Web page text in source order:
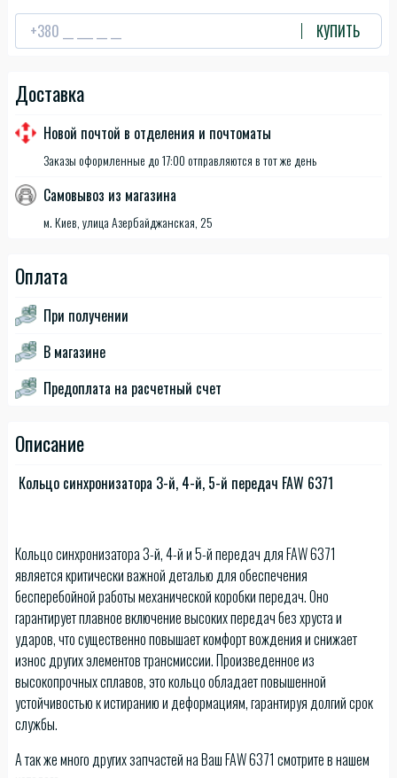
КУПИТЬ
Доставка
Новой почтой в отделения и почтоматы
Заказы оформленные до 17:00 отправляются в тот же день
Самовывоз из магазина
м. Киев, улица Азербайджанская, 25
Оплата
При получении
В магазине
Предоплата на расчетный счет
Описание
Кольцо синхронизатора 3-й, 4-й, 5-й передач FAW 6371
Кольцо синхронизатора 3-й, 4-й и 5-й передач для FAW 6371
является критически важной деталью для обеспечения
бесперебойной работы механической коробки передач. Оно
гарантирует плавное включение высоких передач без хруста и
ударов, что существенно повышает комфорт вождения и снижает
износ других элементов трансмиссии. Произведенное из
высокопрочных сплавов, это кольцо обладает повышенной
устойчивостью к истиранию и деформациям, гарантируя долгий срок
службы.
А так же много других запчастей на Ваш FAW 6371 смотрите в нашем